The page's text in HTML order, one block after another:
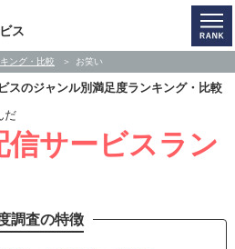
ス
ング・比較 お笑い
スのジャンル別満足度ランキング・比較
だ
信サービスラン
調査の特徴